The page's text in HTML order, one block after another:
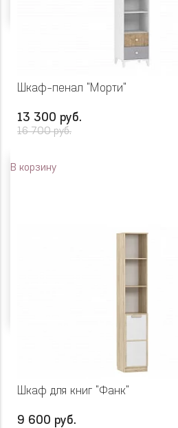
Шкаф-пенал "Морти"
13 300 руб.
16 700 руб.
В корзину
Шкаф для книг "Фанк"
9 600 руб.